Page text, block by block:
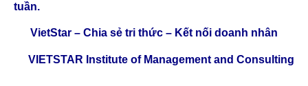
tuần.
VietStar – Chia sẻ tri thức – Kết nối doanh nhân
VIETSTAR Institute of Management and Consulting